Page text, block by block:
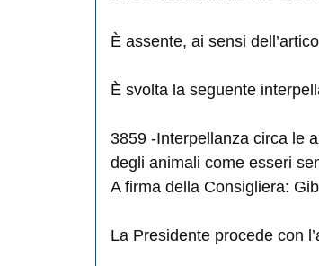
È assente, ai sensi
È svolta la seguente
3859-Interpellanza circa le
degli animali come esseri
A firma della Consigliera:
La Presidente procede con